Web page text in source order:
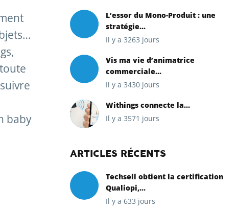
baby
L’essor du Mono-Produit : une
stratégie...
Il y a 3263 jours
Vis ma vie d’animatrice
commerciale...
Il y a 3430 jours
Withings connecte la...
Il y a 3571 jours
ARTICLES RÉCENTS
Techsell obtient la certification
Qualiopi,...
Il y a 633 jours